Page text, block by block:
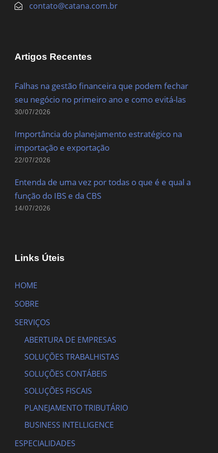
contato@catana.com.br
Artigos Recentes
Falhas na gestão financeira que podem fechar
seu negócio no primeiro ano e como evitá-las
30/07/2026
Importância do planejamento estratégico na
importação e exportação
22/07/2026
Entenda de uma vez por todas o que é e qual a
função do IBS e da CBS
14/07/2026
Links Úteis
HOME
SOBRE
SERVIÇOS
ABERTURA DE EMPRESAS
SOLUÇÕES TRABALHISTAS
SOLUÇÕES CONTÁBEIS
SOLUÇÕES FISCAIS
PLANEJAMENTO TRIBUTÁRIO
BUSINESS INTELLIGENCE
ESPECIALIDADES